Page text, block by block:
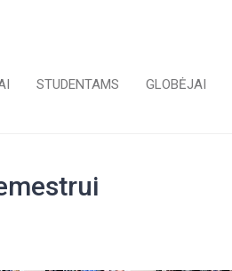
STUDENTAMS GLOBĖJAI